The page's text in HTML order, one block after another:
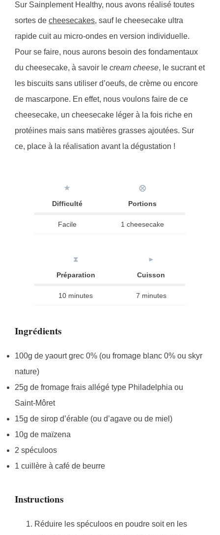
Sur Sainplement Healthy, nous avons réalisé toutes
sortes de cheesecakes, sauf le cheesecake ultra
rapide cuit au micro-ondes en version individuelle.
Pour se faire, nous aurons besoin des fondamentaux
du cheesecake, à savoir le cream cheese, le sucrant et
les biscuits sans utiliser d’oeufs, de crème ou encore
de mascarpone. En effet, nous voulons faire de ce
cheesecake, un cheesecake léger à la fois riche en
protéines mais sans matières grasses ajoutées. Sur
ce, place à la réalisation avant la dégustation !
★
Difficulté
⨂
Portions
Facile 1 cheesecake
⧗
Préparation
►
Cuisson
10 minutes 7 minutes
Ingrédients
100g de yaourt grec 0% (ou fromage blanc 0% ou skyr
nature)
25g de fromage frais allégé type Philadelphia ou
Saint-Môret
15g de sirop d’érable (ou d’agave ou de miel)
10g de maïzena
2 spéculoos
1 cuillère à café de beurre
Instructions
Réduire les spéculoos en poudre soit en les